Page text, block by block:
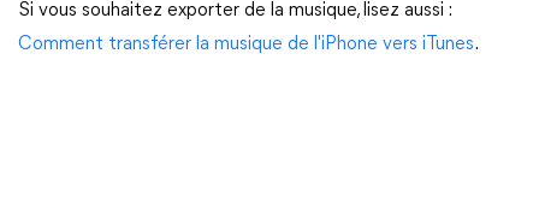
Si vous souhaitez exporter de la musique, lisez aussi :
Comment transférer la musique de l'iPhone vers iTunes.